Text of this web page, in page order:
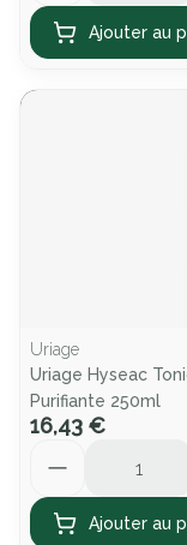
Ajouter au
Uriage
Uriage Hyseac
Purifiante 250ml
16,43 €
Ajouter au